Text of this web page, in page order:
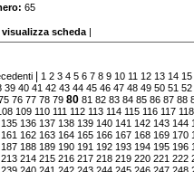
65
visualizza scheda |
| 1 2 3 4 5 6 7 8 9 10 11 12 13 14 15
39 40 41 42 43 44 45 46 47 48 49 50 51 52
76 77 78 79 80 81 82 83 84 85 86 87 88
109 110 111 112 113 114 115 116 117 118
135 136 137 138 139 140 141 142 143 144
161 162 163 164 165 166 167 168 169 170
187 188 189 190 191 192 193 194 195 196
213 214 215 216 217 218 219 220 221 222